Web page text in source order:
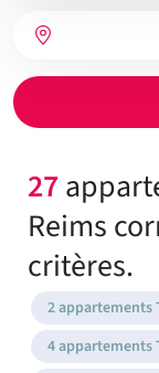
27
Reims
critères.
2 appartements
4 appartements